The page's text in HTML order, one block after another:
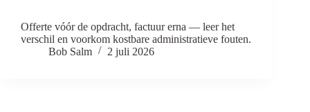
Offerte vóór de opdracht, factuur erna — leer het
verschil en voorkom kostbare administratieve fouten.
Bob Salm
2 juli 2026